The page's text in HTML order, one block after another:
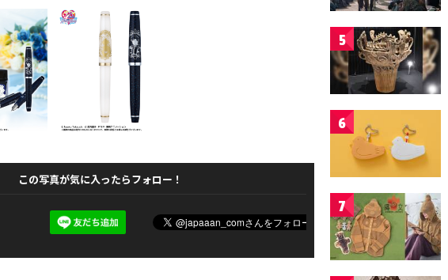
この写真が気に入ったらフォロー！
5
6
7